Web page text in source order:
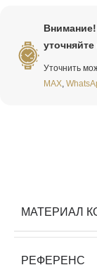
Уточнить
MAX
МАТЕРИАЛ
РЕФЕРЕНС